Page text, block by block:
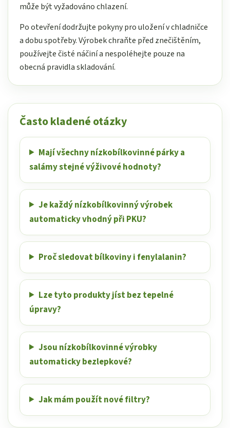
může být vyžadováno chlazení.
Po otevření dodržujte pokyny pro uložení v chladničce
a dobu spotřeby. Výrobek chraňte před znečištěním,
používejte čisté náčiní a nespoléhejte pouze na
obecná pravidla skladování.
Často kladené otázky
Mají všechny nízkobílkovinné párky a
salámy stejné výživové hodnoty?
Je každý nízkobílkovinný výrobek
automaticky vhodný při PKU?
Proč sledovat bílkoviny i fenylalanin?
Lze tyto produkty jíst bez tepelné
úpravy?
Jsou nízkobílkovinné výrobky
automaticky bezlepkové?
Jak mám použít nové filtry?